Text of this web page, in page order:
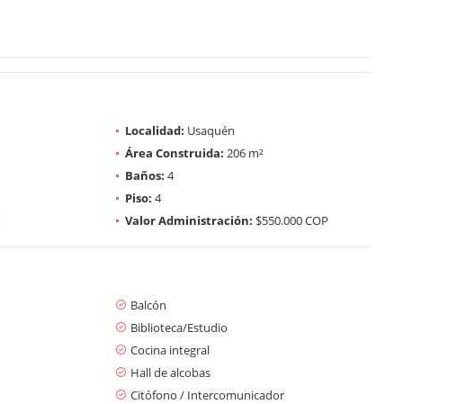
Localidad: Usaquén
Área Construida: 206 m²
Baños: 4
Piso: 4
Valor Administración: $550.000 COP
Balcón
Biblioteca/Estudio
Cocina integral
Hall de alcobas
Citófono / Intercomunicador